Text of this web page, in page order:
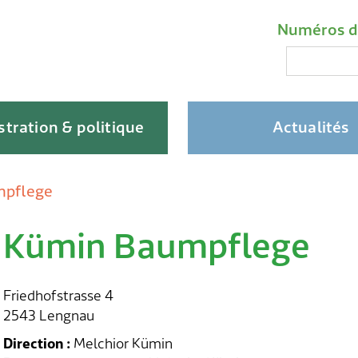
Méta-
Liens
Numéros
& politique Actualités
Skip
to
Kümin Baumpflege
Friedhofstrasse 4
2543 Lengnau
Direction : Melchior Kümin